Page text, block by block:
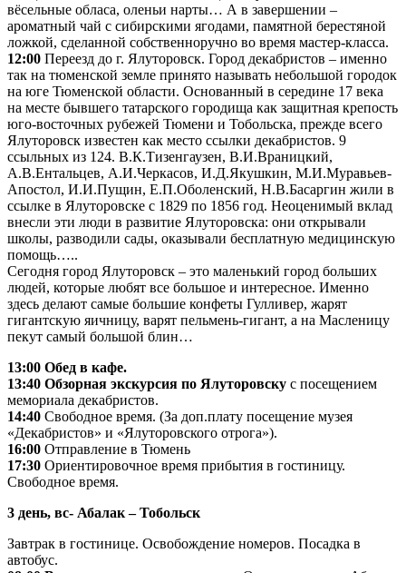
вёсельные обласа, оленьи нарты… А в завершении –
ароматный чай с сибирскими ягодами, памятной берестяной
ложкой, сделанной собственноручно во время мастер-класса.
12:00 Переезд до г. Ялуторовск. Город декабристов – именно
так на тюменской земле принято называть небольшой городок
на юге Тюменской области. Основанный в середине 17 века
на месте бывшего татарского городища как защитная крепость
юго-восточных рубежей Тюмени и Тобольска, прежде всего
Ялуторовск известен как место ссылки декабристов. 9
ссыльных из 124. В.К.Тизенгаузен, В.И.Враницкий,
А.В.Ентальцев, А.И.Черкасов, И.Д.Якушкин, М.И.Муравьев-
Апостол, И.И.Пущин, Е.П.Оболенский, Н.В.Басаргин жили в
ссылке в Ялуторовске с 1829 по 1856 год. Неоценимый вклад
внесли эти люди в развитие Ялуторовска: они открывали
школы, разводили сады, оказывали бесплатную медицинскую
помощь…..
Сегодня город Ялуторовск – это маленький город больших
людей, которые любят все большое и интересное. Именно
здесь делают самые большие конфеты Гулливер, жарят
гигантскую яичницу, варят пельмень-гигант, а на Масленицу
пекут самый большой блин…
13:00 Обед в кафе.
13:40 Обзорная экскурсия по Ялуторовску с посещением
мемориала декабристов.
14:40 Свободное время. (За доп.плату посещение музея
«Декабристов» и «Ялуторовского отрога»).
16:00 Отправление в Тюмень
17:30 Ориентировочное время прибытия в гостиницу.
Свободное время.
3 день, вс- Абалак – Тобольск
Завтрак в гостинице. Освобождение номеров. Посадка в
автобус.